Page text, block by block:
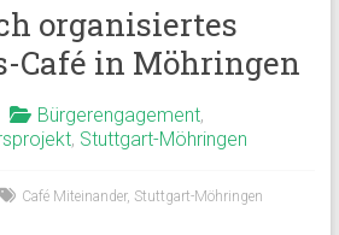
organisiertes
Café in Möhringen
Bürgerengagement,
, Stuttgart-Möhringen
Café Miteinander, Stuttgart-Möhringen